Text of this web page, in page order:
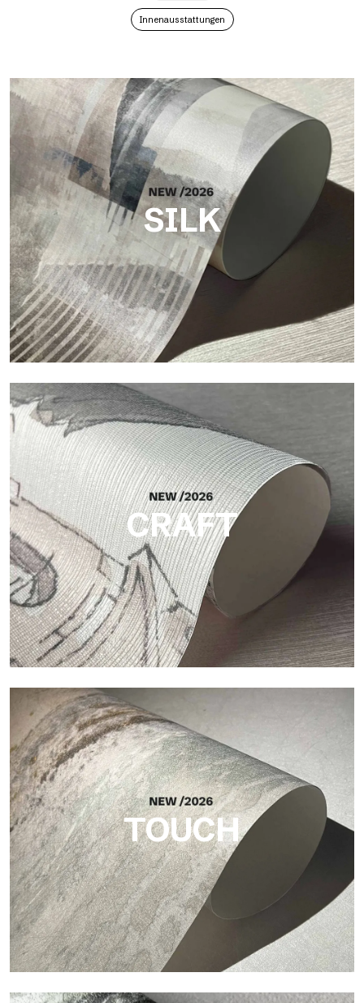
Innenausstattungen
SILK
Silk
Helle und elegante Oberfläche mit feiner vertikaler Struktur,
die das Licht reflektiert und der Fläche Tiefe verleiht.
CRAFT
Craft
Oberfläche, inspiriert von natürlichen Fasern, mit einer
essentiellen Struktur, die der Fläche Balance, Tiefe und eine
elegante Materialität verleiht.
TOUCH